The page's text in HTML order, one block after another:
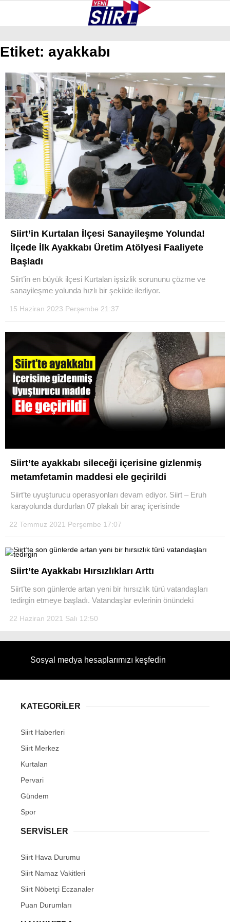
WhatsApp İhbar Hattı
Facebook
Instagram
Youtube
GALERİ VİDEO YAZARLAR
KURTALAN
ERUH
BAYKAN
PERVARI
ŞIRVAN
TILLO
GÜNDEM
NÖBETÇI ECZANELER
Etiket: ayakkabı
Siirt’in Kurtalan İlçesi Sanayileşme Yolunda!
İlçede İlk Ayakkabı Üretim Atölyesi Faaliyete
Başladı
Siirt’in en büyük ilçesi Kurtalan işsizlik sorununu çözme ve
sanayileşme yolunda hızlı bir şekilde ilerliyor.
15 Haziran 2023 Perşembe 21:37
Siirt’te ayakkabı sileceği içerisine gizlenmiş
metamfetamin maddesi ele geçirildi
Siirt’te uyuşturucu operasyonları devam ediyor. Siirt – Eruh
karayolunda durdurlan 07 plakalı bir araç içerisinde
22 Temmuz 2021 Perşembe 17:07
Siirt’te Ayakkabı Hırsızlıkları Arttı
Siirt’te son günlerde artan yeni bir hırsızlık türü vatandaşları
tedirgin etmeye başladı. Vatandaşlar evlerinin önündeki
22 Haziran 2021 Salı 12:50
Sosyal medya hesaplarımızı keşfedin
KATEGORİLER
Siirt Haberleri
Siirt Merkez
Kurtalan
Pervari
Gündem
Spor
SERVİSLER
Siirt Hava Durumu
Siirt Namaz Vakitleri
Siirt Nöbetçi Eczanaler
Puan Durumları